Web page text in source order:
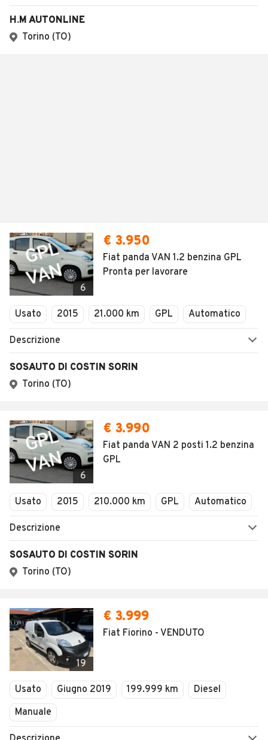
H.M AUTONLINE
Torino (TO)
6
€ 3.950
Fiat panda VAN 1.2 benzina GPL
Pronta per lavorare
Usato 2015 21.000 km GPL Automatico
Descrizione
SOSAUTO DI COSTIN SORIN
Torino (TO)
6
€ 3.990
Fiat panda VAN 2 posti 1.2 benzina
GPL
Usato 2015 210.000 km GPL Automatico
Descrizione
SOSAUTO DI COSTIN SORIN
Torino (TO)
19
€ 3.999
Fiat Fiorino - VENDUTO
Usato Giugno 2019 199.999 km
Diesel
Manuale